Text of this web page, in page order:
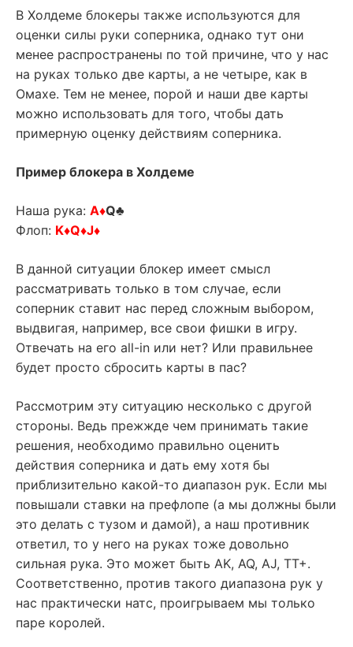
В Холдеме блокеры также используются для
оценки силы руки соперника, однако тут они
менее распространены по той причине, что у нас
на руках только две карты, а не четыре, как в
Омахе. Тем не менее, порой и наши две карты
можно использовать для того, чтобы дать
примерную оценку действиям соперника.
Пример блокера в Холдеме
Наша рука: A♦Q♣
Флоп: K♦Q♦J♦
В данной ситуации блокер имеет смысл
рассматривать только в том случае, если
соперник ставит нас перед сложным выбором,
выдвигая, например, все свои фишки в игру.
Отвечать на его all-in или нет? Или правильнее
будет просто сбросить карты в пас?
Рассмотрим эту ситуацию несколько с другой
стороны. Ведь прежжде чем принимать такие
решения, необходимо правильно оценить
действия соперника и дать ему хотя бы
приблизительно какой-то диапазон рук. Если мы
повышали ставки на префлопе (а мы должны были
это делать с тузом и дамой), а наш противник
ответил, то у него на руках тоже довольно
сильная рука. Это может быть AK, AQ, AJ, TT+.
Соответственно, против такого диапазона рук у
нас практически натс, проигрываем мы только
паре королей.